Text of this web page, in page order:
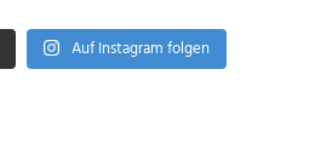
Auf Instagram folgen